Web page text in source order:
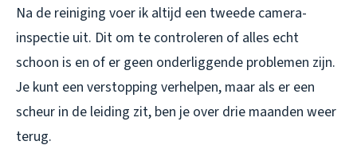
Na de reiniging voer ik altijd een tweede camera-
inspectie uit. Dit om te controleren of alles echt
schoon is en of er geen onderliggende problemen zijn.
Je kunt een verstopping verhelpen, maar als er een
scheur in de leiding zit, ben je over drie maanden weer
terug.